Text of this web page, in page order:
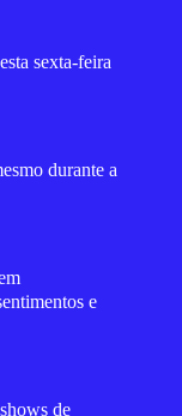
sexta-feira
durante a
e
de